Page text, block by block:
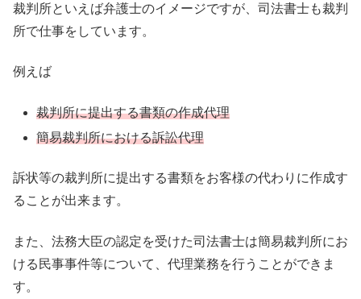
裁判所といえば弁護士のイメージですが、司法書士も裁判
所で仕事をしています。
例えば
裁判所に提出する書類の作成代理
簡易裁判所における訴訟代理
訴状等の裁判所に提出する書類をお客様の代わりに作成す
ることが出来ます。
また、法務大臣の認定を受けた司法書士は簡易裁判所にお
ける民事事件等について、代理業務を行うことができま
す。